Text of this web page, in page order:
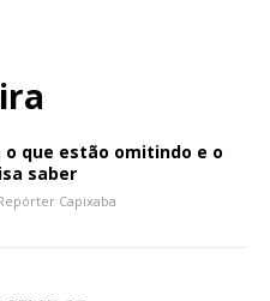
o que estão omitindo e o
saber
Capixaba